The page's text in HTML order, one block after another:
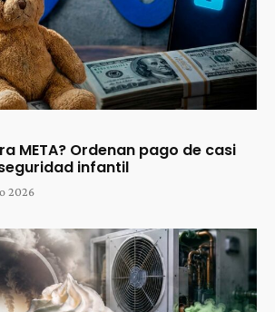
META? Ordenan pago de casi
infantil
2026